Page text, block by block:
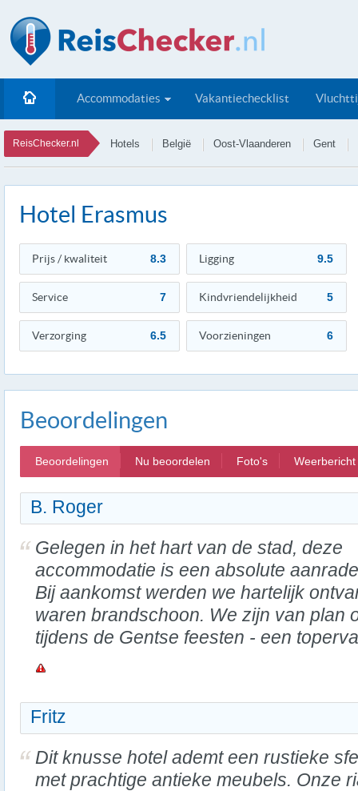
Accommodaties Vakantiechecklist
ReisChecker.nl Hotels België Oost-Vlaanderen Gent
Hotel Erasmus
Prijs / kwaliteit 8.3 Ligging 9.5
Service 7 Kindvriendelijkheid 5
Verzorging 6.5 Voorzieningen 6
Beoordelingen
Beoordelingen Nu beoordelen Foto's Weerbericht
B. Roger
Gelegen in het hart van de stad, deze
accommodatie is een absolute
Bij aankomst werden we hartelijk
waren brandschoon. We zijn van plan
tijdens de Gentse feesten - een
Fritz
Dit knusse hotel ademt een rustieke
met prachtige antieke meubels. Onze